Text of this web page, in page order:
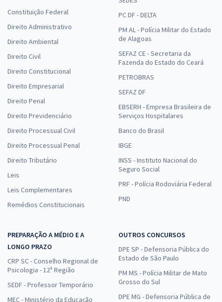
Constituição Federal
Direito Administrativo
Direito Ambiental
Direito Civil
Direito Constitucional
Direito Empresarial
Direito Penal
Direito Previdenciário
Direito Processual Civil
Direito Processual Penal
Direito Tributário
Leis
Leis Complementares
Remédios Constitucionais
PC DF - DELTA
PM AL - Polícia Militar do Estado
de Alagoas
SEFAZ CE - Secretaria da
Fazenda do Estado do Ceará
PETROBRAS
SEFAZ DF
EBSERH - Empresa Brasileira de
Serviços Hospitalares
Banco do Brasil
IBGE
INSS - Instituto Nacional do
Seguro Social
PRF - Polícia Rodoviária Federal
PND
PREPARAÇÃO A MÉDIO E A
LONGO PRAZO
CRP SC - Conselho Regional de
Psicologia - 12ª Região
SEDF - Professor Temporário
MEC - Ministério da Educação
OUTROS CONCURSOS
DPE SP - Defensoria Pública do
Estado de São Paulo
PM MS - Polícia Militar de Mato
Grosso do Sul
DPE MG - Defensoria Pública de